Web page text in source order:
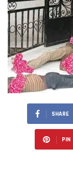
SHARE
PIN